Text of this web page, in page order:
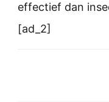
effectief dan
[ad_2]